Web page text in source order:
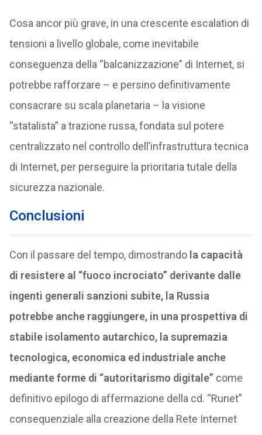
Cosa ancor più grave, in una crescente escalation di
tensioni a livello globale, come inevitabile
conseguenza della “balcanizzazione” di Internet, si
potrebbe rafforzare – e persino definitivamente
consacrare su scala planetaria – la visione
“statalista” a trazione russa, fondata sul potere
centralizzato nel controllo dell’infrastruttura tecnica
di Internet, per perseguire la prioritaria tutale della
sicurezza nazionale.
Conclusioni
Con il passare del tempo, dimostrando la capacità
di resistere al “fuoco incrociato” derivante dalle
ingenti generali sanzioni subite, la Russia
potrebbe anche raggiungere, in una prospettiva di
stabile isolamento autarchico, la supremazia
tecnologica, economica ed industriale anche
mediante forme di “autoritarismo digitale” come
definitivo epilogo di affermazione della cd. “Runet”
consequenziale alla creazione della Rete Internet